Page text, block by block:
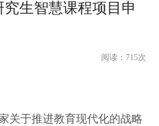
究生智慧课程项目申
阅读： 715次
关于推进教育现代化的战略